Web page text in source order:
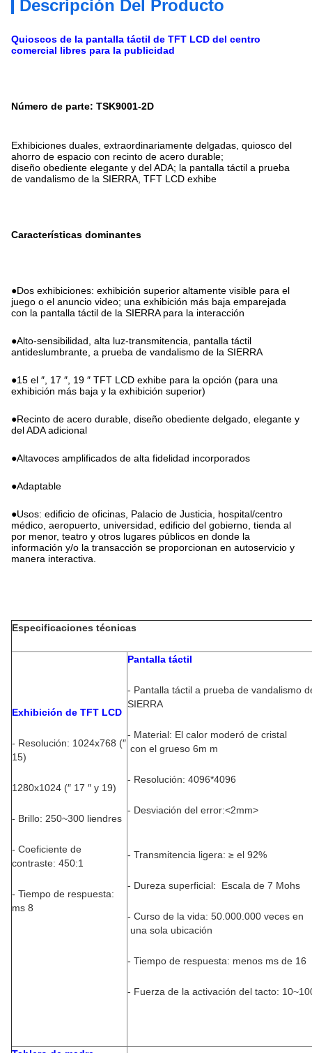
Descripción Del Producto
Quioscos de la pantalla táctil de TFT LCD del centro
comercial libres para la publicidad
Número de parte: TSK9001-2D
Exhibiciones duales, extraordinariamente delgadas, quiosco del
ahorro de espacio con recinto de acero durable;
diseño obediente elegante y del ADA; la pantalla táctil a prueba
de vandalismo de la SIERRA, TFT LCD exhibe
Características dominantes
●Dos exhibiciones: exhibición superior altamente visible para el
juego o el anuncio video; una exhibición más baja emparejada
con la pantalla táctil de la SIERRA para la interacción
●Alto-sensibilidad, alta luz-transmitencia, pantalla táctil
antideslumbrante, a prueba de vandalismo de la SIERRA
●15 el ″, 17 ″, 19 ″ TFT LCD exhibe para la opción (para una
exhibición más baja y la exhibición superior)
●Recinto de acero durable, diseño obediente delgado, elegante y
del ADA adicional
●Altavoces amplificados de alta fidelidad incorporados
●Adaptable
●Usos: edificio de oficinas, Palacio de Justicia, hospital/centro
médico, aeropuerto, universidad, edificio del gobierno, tienda al
por menor, teatro y otros lugares públicos en donde la
información y/o la transacción se proporcionan en autoservicio y
manera interactiva.
Especificaciones técnicas
Exhibición de TFT LCD
- Resolución: 1024x768 (″
15)
1280x1024 (″ 17 ″ y 19)
- Brillo: 250~300 liendres
- Coeficiente de
contraste: 450:1
- Tiempo de respuesta:
ms 8
Pantalla táctil
- Pantalla táctil a prueba de vandalismo
SIERRA
- Material: El calor moderó de cristal
con el grueso 6m m
- Resolución: 4096*4096
- Desviación del error:<2mm>
- Transmitencia ligera: ≥ el 92%
- Dureza superficial: Escala de 7 Mohs
- Curso de la vida: 50.000.000 veces en
una sola ubicación
- Tiempo de respuesta: menos ms de 16
- Fuerza de la activación del tacto: